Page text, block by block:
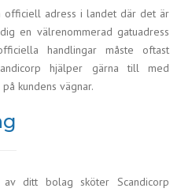
officiell adress i landet där det är
en välrenommerad gatuadress
handlingar måste oftast
hjälper gärna till med
kundens vägnar.
ditt bolag sköter Scandicorp